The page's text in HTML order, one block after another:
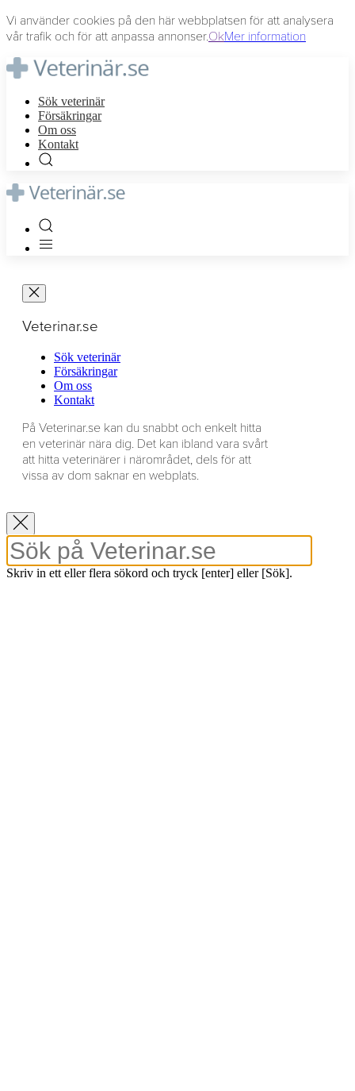
Vi använder cookies på den här webbplatsen för att analysera
vår trafik och för att anpassa annonser.OkMer information
Sök veterinär
Försäkringar
Om oss
Kontakt
Veterinar.se
Sök veterinär
Försäkringar
Om oss
Kontakt
På Veterinar.se kan du snabbt och enkelt hitta
en veterinär nära dig. Det kan ibland vara svårt
att hitta veterinärer i närområdet, dels för att
vissa av dom saknar en webplats.
Skriv in ett eller flera sökord och tryck [enter] eller [Sök].